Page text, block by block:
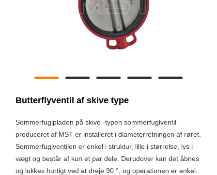
Butterflyventil af skive type
Sommerfuglpladen på skive -typen sommerfuglventil
produceret af MST er installeret i diameterretningen af ​​røret.
Sommerfuglventilen er enkel i struktur, lille i størrelse, lys i
vægt og består af kun et par dele. Derudover kan det åbnes
og lukkes hurtigt ved at dreje 90 °, og operationen er enkel.